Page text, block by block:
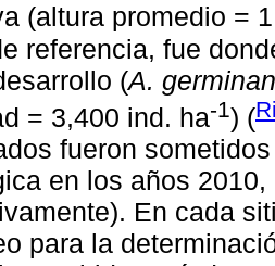
(altura promedio =
referencia, fue
(A.
= 3,400 ind. ha-1) (
fueron
en los años
En cada
para la